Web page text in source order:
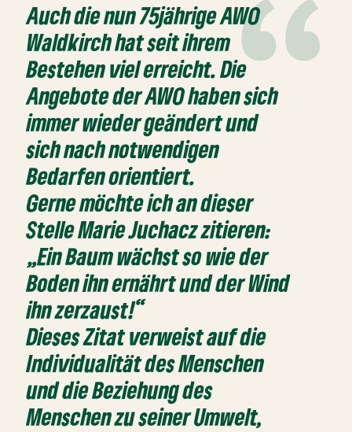
Auch die nun 75jährige AWO
Waldkirch hat seit ihrem
Bestehen viel erreicht. Die
Angebote der AWO haben sich
immer wieder geändert und
sich nach notwendigen
Bedarfen orientiert.
Gerne möchte ich an dieser
Stelle Marie Juchacz zitieren:
„Ein Baum wächst so wie der
Boden ihn ernährt und der Wind
ihn zerzaust!“
Dieses Zitat verweist auf die
Individualität des Menschen
und die Beziehung des
Menschen zu seiner Umwelt,